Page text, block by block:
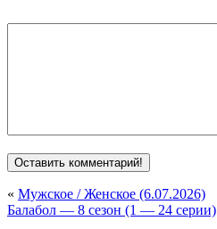
« Мужское / Женское (6.07.2026)
Балабол — 8 сезон (1 — 24 серии)